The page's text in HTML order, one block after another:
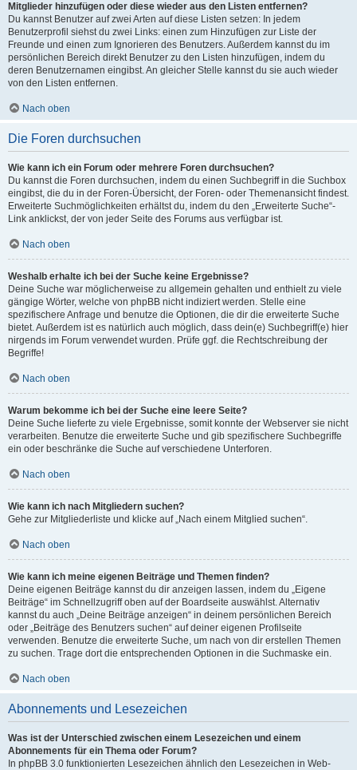
Mitglieder hinzufügen oder diese wieder aus den Listen entfernen?
Du kannst Benutzer auf zwei Arten auf diese Listen setzen: In jedem
Benutzerprofil siehst du zwei Links: einen zum Hinzufügen zur Liste der
Freunde und einen zum Ignorieren des Benutzers. Außerdem kannst du im
persönlichen Bereich direkt Benutzer zu den Listen hinzufügen, indem du
deren Benutzernamen eingibst. An gleicher Stelle kannst du sie auch wieder
von den Listen entfernen.
Nach oben
Die Foren durchsuchen
Wie kann ich ein Forum oder mehrere Foren durchsuchen?
Du kannst die Foren durchsuchen, indem du einen Suchbegriff in die Suchbox
eingibst, die du in der Foren-Übersicht, der Foren- oder Themenansicht findest.
Erweiterte Suchmöglichkeiten erhältst du, indem du den „Erweiterte Suche“-
Link anklickst, der von jeder Seite des Forums aus verfügbar ist.
Nach oben
Weshalb erhalte ich bei der Suche keine Ergebnisse?
Deine Suche war möglicherweise zu allgemein gehalten und enthielt zu viele
gängige Wörter, welche von phpBB nicht indiziert werden. Stelle eine
spezifischere Anfrage und benutze die Optionen, die dir die erweiterte Suche
bietet. Außerdem ist es natürlich auch möglich, dass dein(e) Suchbegriff(e) hier
nirgends im Forum verwendet wurden. Prüfe ggf. die Rechtschreibung der
Begriffe!
Nach oben
Warum bekomme ich bei der Suche eine leere Seite?
Deine Suche lieferte zu viele Ergebnisse, somit konnte der Webserver sie nicht
verarbeiten. Benutze die erweiterte Suche und gib spezifischere Suchbegriffe
ein oder beschränke die Suche auf verschiedene Unterforen.
Nach oben
Wie kann ich nach Mitgliedern suchen?
Gehe zur Mitgliederliste und klicke auf „Nach einem Mitglied suchen“.
Nach oben
Wie kann ich meine eigenen Beiträge und Themen finden?
Deine eigenen Beiträge kannst du dir anzeigen lassen, indem du „Eigene
Beiträge“ im Schnellzugriff oben auf der Boardseite auswählst. Alternativ
kannst du auch „Deine Beiträge anzeigen“ in deinem persönlichen Bereich
oder „Beiträge des Benutzers suchen“ auf deiner eigenen Profilseite
verwenden. Benutze die erweiterte Suche, um nach von dir erstellen Themen
zu suchen. Trage dort die entsprechenden Optionen in die Suchmaske ein.
Nach oben
Abonnements und Lesezeichen
Was ist der Unterschied zwischen einem Lesezeichen und einem
Abonnements für ein Thema oder Forum?
In phpBB 3.0 funktionierten Lesezeichen ähnlich den Lesezeichen in Web-